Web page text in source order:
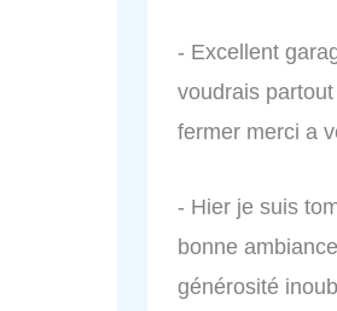
- Excellent
voudrais
fermer merci a
- Hier je suis
bonne
générosité